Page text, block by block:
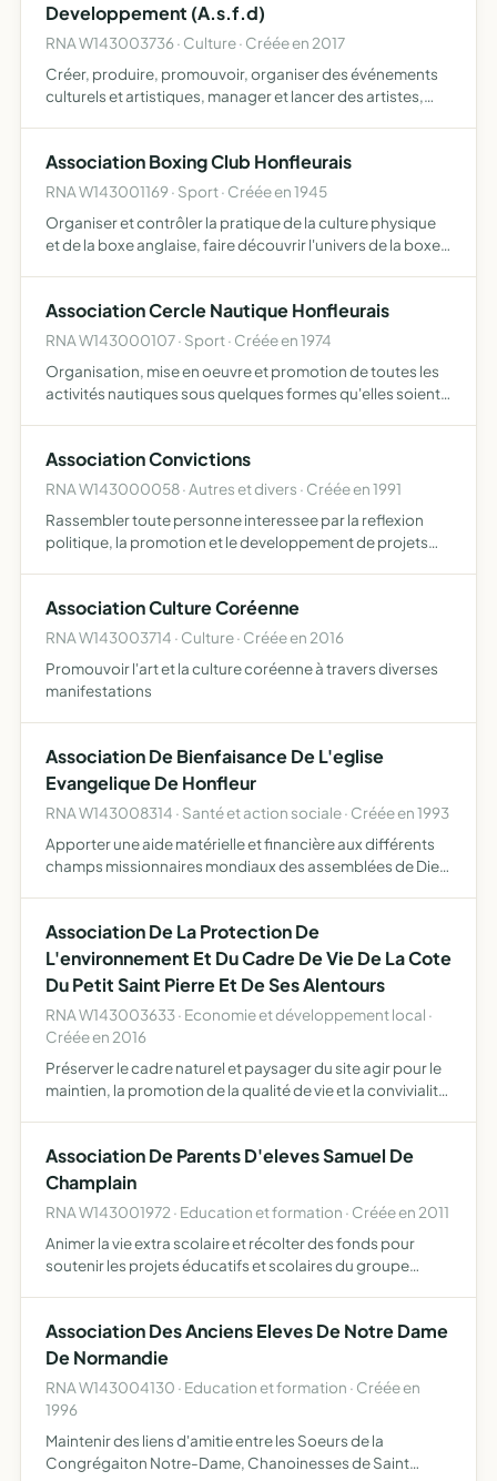
Developpement (A.s.f.d)
RNA W143003736 · Culture · Créée en 2017
Créer, produire, promouvoir, organiser des événements
culturels et artistiques, manager et lancer des artistes,
Association Boxing Club Honfleurais
RNA W143001169 · Sport · Créée en 1945
Organiser et contrôler la pratique de la culture physique
et de la boxe anglaise, faire découvrir l'univers de la boxe à
Association Cercle Nautique Honfleurais
RNA W143000107 · Sport · Créée en 1974
Organisation, mise en oeuvre et promotion de toutes les
activités nautiques sous quelques formes qu'elles soient
Association Convictions
RNA W143000058 · Autres et divers · Créée en 1991
Rassembler toute personne interessee par la reflexion
politique, la promotion et le developpement de projets
Association Culture Coréenne
RNA W143003714 · Culture · Créée en 2016
Promouvoir l'art et la culture coréenne à travers diverses
manifestations
Association De Bienfaisance De L'eglise
Evangelique De Honfleur
RNA W143008314 · Santé et action sociale · Créée en 1993
Apporter une aide matérielle et financière aux différents
champs missionnaires mondiaux des assemblées de Dieu
Association De La Protection De
L'environnement Et Du Cadre De Vie De La Cote
Du Petit Saint Pierre Et De Ses Alentours
RNA W143003633 · Economie et développement local ·
Créée en 2016
Préserver le cadre naturel et paysager du site agir pour le
maintien, la promotion de la qualité de vie et la convivialité
Association De Parents D'eleves Samuel De
Champlain
RNA W143001972 · Education et formation · Créée en 2011
Animer la vie extra scolaire et récolter des fonds pour
soutenir les projets éducatifs et scolaires du groupe
Association Des Anciens Eleves De Notre Dame
De Normandie
RNA W143004130 · Education et formation · Créée en
1996
Maintenir des liens d'amitie entre les Soeurs de la
Congrégaiton Notre-Dame, Chanoinesses de Saint